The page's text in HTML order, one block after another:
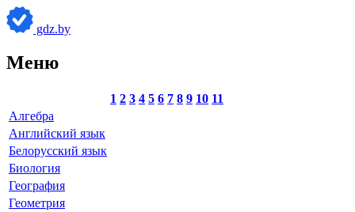
gdz.by
Меню
1 2 3 4 5 6 7 8 9 10 11
Алгебра
Английский язык
Белорусский язык
Биология
География
Геометрия